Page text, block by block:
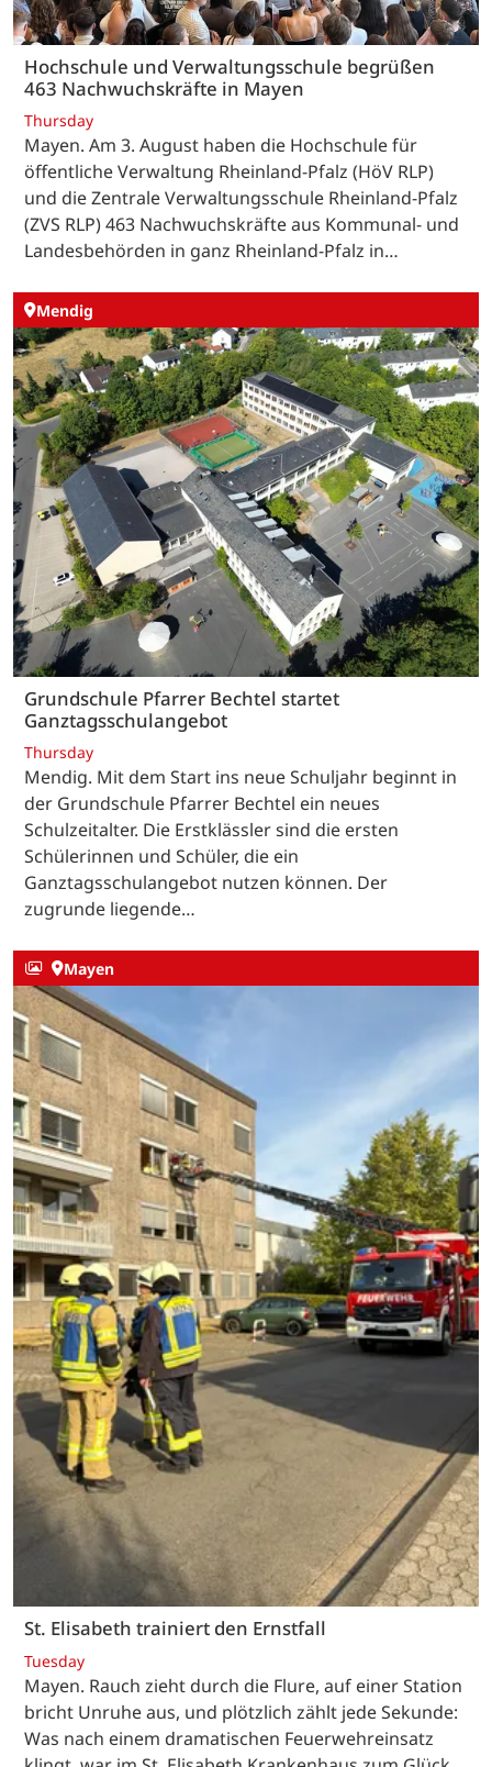
Hochschule und Verwaltungsschule begrüßen
463 Nachwuchskräfte in Mayen
Thursday
Mayen. Am 3. August haben die Hochschule für
öffentliche Verwaltung Rheinland-Pfalz (HöV RLP)
und die Zentrale Verwaltungsschule Rheinland-Pfalz
(ZVS RLP) 463 Nachwuchskräfte aus Kommunal- und
Landesbehörden in ganz Rheinland-Pfalz in…
Mendig
Grundschule Pfarrer Bechtel startet
Ganztagsschulangebot
Thursday
Mendig. Mit dem Start ins neue Schuljahr beginnt in
der Grundschule Pfarrer Bechtel ein neues
Schulzeitalter. Die Erstklässler sind die ersten
Schülerinnen und Schüler, die ein
Ganztagsschulangebot nutzen können. Der
zugrunde liegende…
Mayen
St. Elisabeth trainiert den Ernstfall
Tuesday
Mayen. Rauch zieht durch die Flure, auf einer Station
bricht Unruhe aus, und plötzlich zählt jede Sekunde:
Was nach einem dramatischen Feuerwehreinsatz